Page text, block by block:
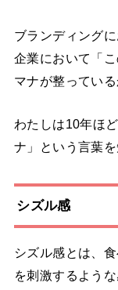
ブランディング
企業において「
マナが整っている
わたしは10年ほ
ナ」という言葉
シズル感
シズル感とは、
を刺激するよう